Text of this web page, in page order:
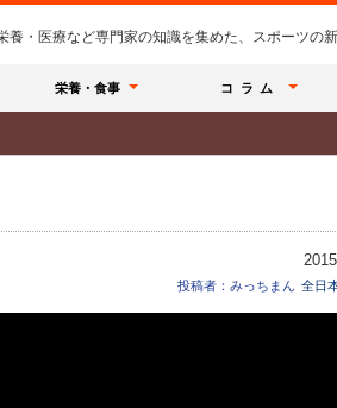
・医療など専門家の知識を集めた、スポーツの
栄養・食事 コラム
投稿者：みっちまん 全日